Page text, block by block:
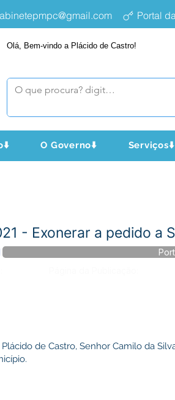
Portal
Olá, Bem-vindo a Plácido de Castro!
O Governo⬇️ Serviços⬇️
- Exonerar a pedido a
de Castro, Senhor Camilo da